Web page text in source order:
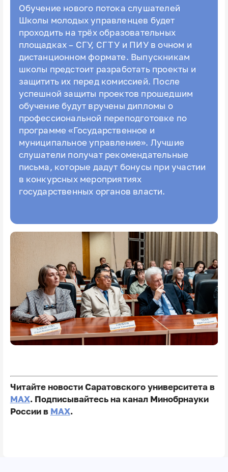
Обучение нового потока слушателей
Школы молодых управленцев будет
проходить на трёх образовательных
площадках – СГУ, СГТУ и ПИУ в очном и
дистанционном формате. Выпускникам
школы предстоит разработать проекты и
защитить их перед комиссией. После
успешной защиты проектов прошедшим
обучение будут вручены дипломы о
профессиональной переподготовке по
программе «Государственное и
муниципальное управление». Лучшие
слушатели получат рекомендательные
письма, которые дадут бонусы при участии
в конкурсных мероприятиях
государственных органов власти.
Читайте новости Саратовского университета в
MAX. Подписывайтесь на канал Минобрнауки
России в MAX.